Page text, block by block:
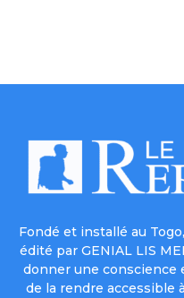
Fondé et installé au
édité par GENIAL LIS
donner une conscience
de la rendre accessible